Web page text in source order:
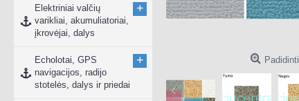
Elektriniai valčių
varikliai, akumuliatoriai,
įkrovėjai, dalys
+
Echolotai, GPS
navigacijos, radijo
stotelės, dalys ir priedai
+ Padidinti